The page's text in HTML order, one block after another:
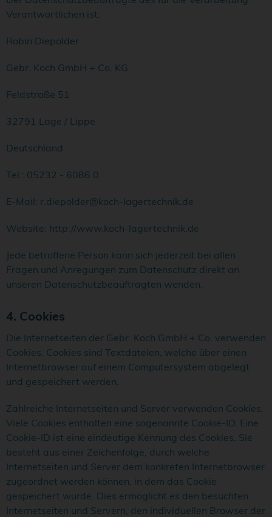
Verantwortlichen ist:
Robin Diepolder
Gebr. Koch GmbH + Co. KG
Feldstraße 51
32791 Lage / Lippe
Deutschland
Tel.: 05232 - 6086 0
E-Mail: r.diepolder@koch-lagertechnik.de
Website: http://www.koch-lagertechnik.de
Jede betroffene Person kann sich jederzeit bei allen
Fragen und Anregungen zum Datenschutz direkt an
unseren Datenschutzbeauftragten wenden.
4. Cookies
Die Internetseiten der Gebr. Koch GmbH + Co. verwenden
Cookies. Cookies sind Textdateien, welche über einen
Internetbrowser auf einem Computersystem abgelegt
und gespeichert werden.
Zahlreiche Internetseiten und Server verwenden Cookies.
Viele Cookies enthalten eine sogenannte Cookie-ID. Eine
Cookie-ID ist eine eindeutige Kennung des Cookies. Sie
besteht aus einer Zeichenfolge, durch welche
Internetseiten und Server dem konkreten Internetbrowser
zugeordnet werden können, in dem das Cookie
gespeichert wurde. Dies ermöglicht es den besuchten
Internetseiten und Servern, den individuellen Browser der